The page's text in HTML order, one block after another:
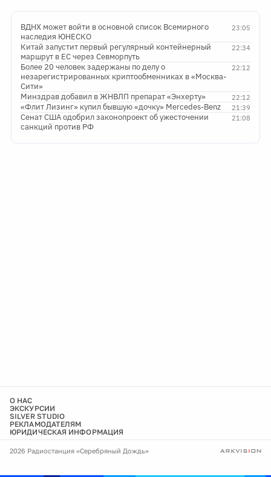
23:05
ВДНХ может войти в основной список Всемирного
наследия ЮНЕСКО
22:34
Китай запустит первый регулярный контейнерный
маршрут в ЕС через Севморпуть
22:12
Более 20 человек задержаны по делу о
незарегистрированных криптообменниках в «Москва-
Сити»
22:12
Минздрав добавил в ЖНВЛП препарат «Энхерту»
21:39
«Флит Лизинг» купил бывшую «дочку» Mercedes-Benz
21:08
Сенат США одобрил законопроект об ужесточении
санкций против РФ
О НАС
ЭКСКУРСИИ
SILVER STUDIO
РЕКЛАМОДАТЕЛЯМ
ЮРИДИЧЕСКАЯ ИНФОРМАЦИЯ
2026 Радиостанция «Серебряный Дождь»